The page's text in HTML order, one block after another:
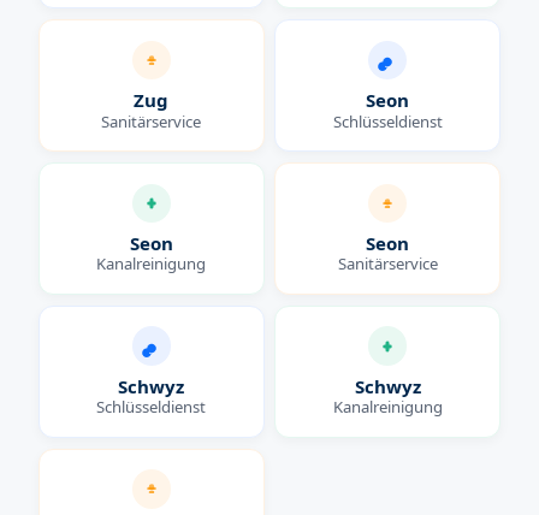
Zug
Sanitärservice
Seon
Schlüsseldienst
Seon
Kanalreinigung
Seon
Sanitärservice
Schwyz
Schlüsseldienst
Schwyz
Kanalreinigung